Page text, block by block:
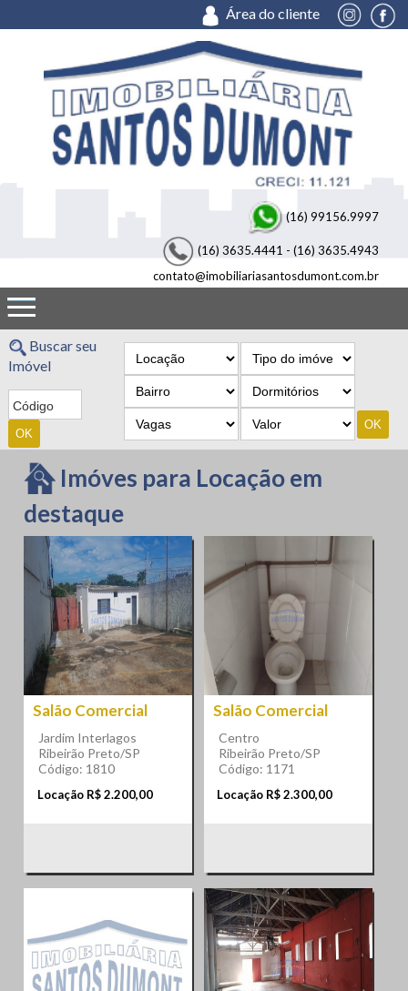
Área do cliente
(16) 99156.9997
(16) 3635.4441 - (16) 3635.4943
contato@imobiliariasantosdumont.com.br
Buscar seu
Imóvel
Imóves para Locação em
destaque
Salão Comercial
Jardim Interlagos
Ribeirão Preto/SP
Código: 1810
Locação R$ 2.200,00
Salão Comercial
Centro
Ribeirão Preto/SP
Código: 1171
Locação R$ 2.300,00